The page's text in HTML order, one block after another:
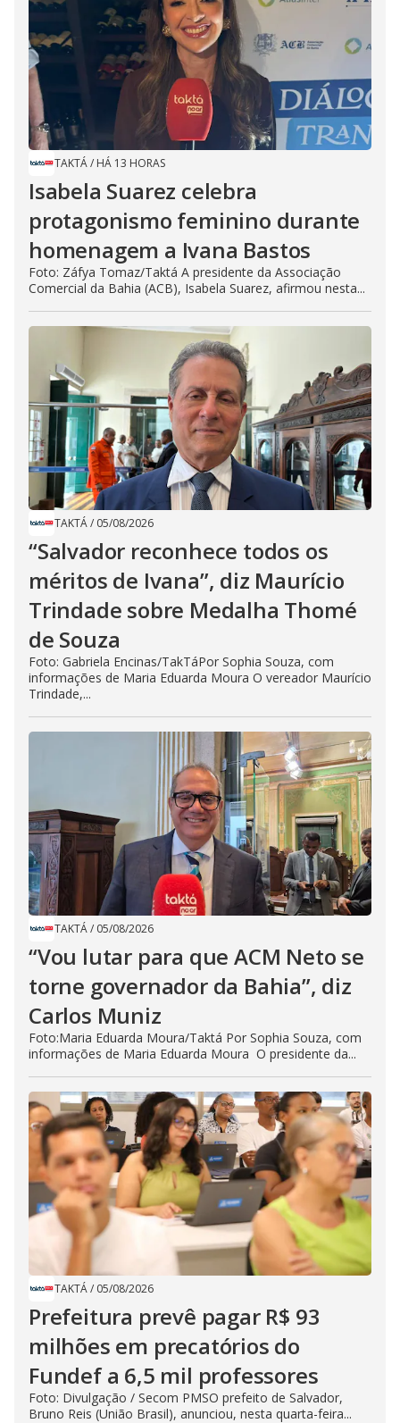
TAKTÁ/ HÁ 13 HORAS
Isabela Suarez celebra
protagonismo feminino durante
homenagem a Ivana Bastos
Foto: Záfya Tomaz/Taktá A presidente da Associação
Comercial da Bahia (ACB), Isabela Suarez, afirmou nesta...
TAKTÁ/ 05/08/2026
“Salvador reconhece todos os
méritos de Ivana”, diz Maurício
Trindade sobre Medalha Thomé
de Souza
Foto: Gabriela Encinas/TakTáPor Sophia Souza, com
informações de Maria Eduarda Moura O vereador Maurício
Trindade,...
TAKTÁ/ 05/08/2026
“Vou lutar para que ACM Neto se
torne governador da Bahia”, diz
Carlos Muniz
Foto:Maria Eduarda Moura/Taktá Por Sophia Souza, com
informações de Maria Eduarda Moura O presidente da...
TAKTÁ/ 05/08/2026
Prefeitura prevê pagar R$ 93
milhões em precatórios do
Fundef a 6,5 mil professores
Foto: Divulgação / Secom PMSO prefeito de Salvador,
Bruno Reis (União Brasil), anunciou, nesta quarta-feira...